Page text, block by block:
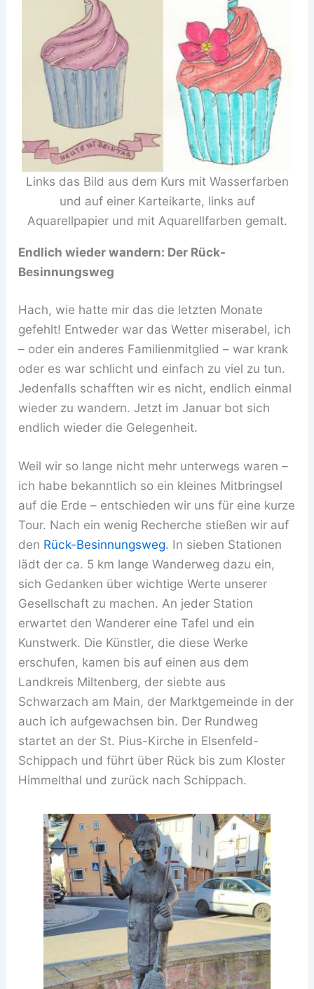
Links das Bild aus dem Kurs mit Wasserfarben
und auf einer Karteikarte, links auf
Aquarellpapier und mit Aquarellfarben gemalt.
Endlich wieder wandern: Der Rück-
Besinnungsweg
Hach, wie hatte mir das die letzten Monate
gefehlt! Entweder war das Wetter miserabel, ich
– oder ein anderes Familienmitglied – war krank
oder es war schlicht und einfach zu viel zu tun.
Jedenfalls schafften wir es nicht, endlich einmal
wieder zu wandern. Jetzt im Januar bot sich
endlich wieder die Gelegenheit.
Weil wir so lange nicht mehr unterwegs waren –
ich habe bekanntlich so ein kleines Mitbringsel
auf die Erde – entschieden wir uns für eine kurze
Tour. Nach ein wenig Recherche stießen wir auf
den Rück-Besinnungsweg. In sieben Stationen
lädt der ca. 5 km lange Wanderweg dazu ein,
sich Gedanken über wichtige Werte unserer
Gesellschaft zu machen. An jeder Station
erwartet den Wanderer eine Tafel und ein
Kunstwerk. Die Künstler, die diese Werke
erschufen, kamen bis auf einen aus dem
Landkreis Miltenberg, der siebte aus
Schwarzach am Main, der Marktgemeinde in der
auch ich aufgewachsen bin. Der Rundweg
startet an der St. Pius-Kirche in Elsenfeld-
Schippach und führt über Rück bis zum Kloster
Himmelthal und zurück nach Schippach.